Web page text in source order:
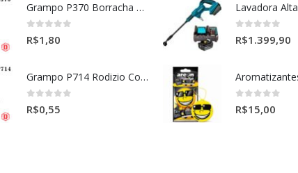
Grampo P370 Borracha Porta (HONDA-TOYOTA)
out of 5
R$1,80
Grampo P714 Rodizio Cortina (VOLVO)
out of 5
R$0,55
out of 5
R$1.399,90
out of 5
R$15,00